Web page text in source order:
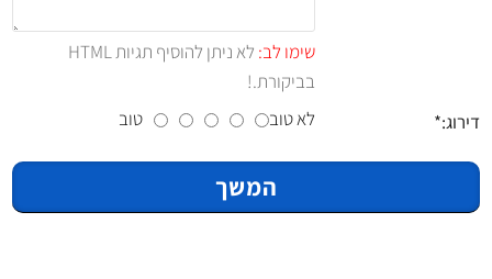
שימו לב:
לא ניתן להוסיף תגיות HTML
בביקורת.!
דירוג:
לא טוב טוב
המשך